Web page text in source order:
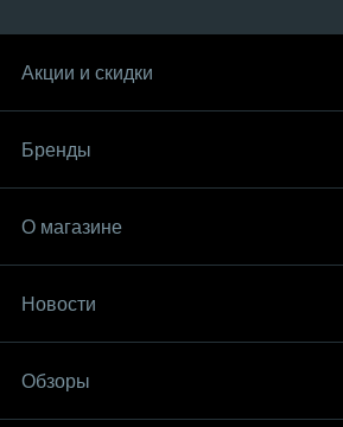
Акции и скидки
Бренды
О магазине
Новости
Обзоры